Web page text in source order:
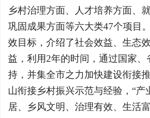
乡村治理方面、人才培养方面、
巩固成果方面等六大类47个项目
效目标，介绍了社会效益、生态
益，利用2年的时间，通过国家、
持，并集全市之力加快建设衔接
山衔接乡村振兴示范与经验，“产
居、乡风文明、治理有效、生活